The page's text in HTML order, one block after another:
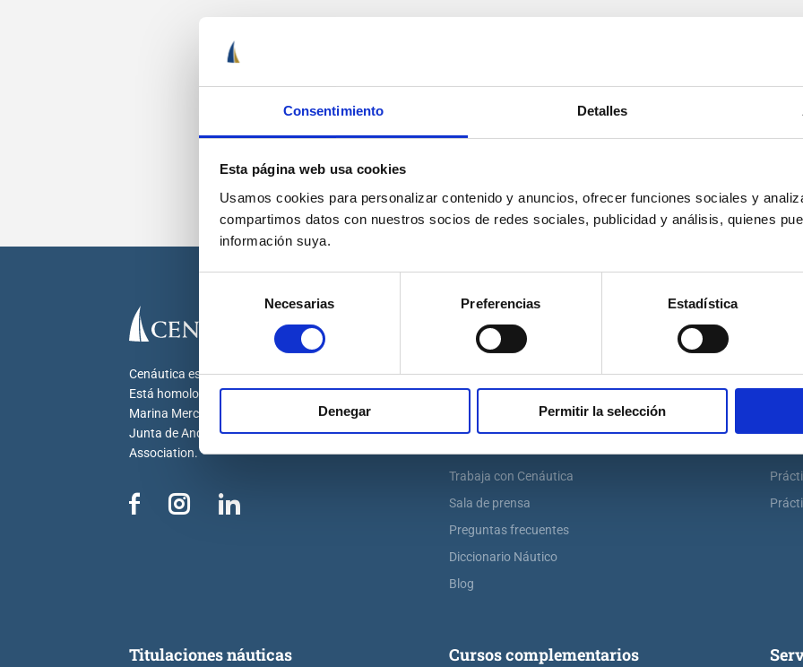
Consentimiento Detalles
Esta página web usa cookies
Usamos cookies para personalizar contenido y anuncios, ofrecer funciones sociales y
compartimos datos con nuestros socios de redes sociales, publicidad y análisis, quienes
información suya.
consentimiento
Necesarias Preferencias Estadística
Denegar Permitir la selección
Cenáutica es la escuela náutica lider en España.
Está homologada por la Dirección General de la
Marina Mercante, la Generalitat Valenciana, la
Junta de Andalucía y por la Royal Yachting
Association.
Cenáutica
Escuela náutica virtual
Historia de Cenáutica
Trabaja con Cenáutica
Sala de prensa
Preguntas frecuentes
Diccionario Náutico
Blog
Titulaciones náuticas Cursos complementarios